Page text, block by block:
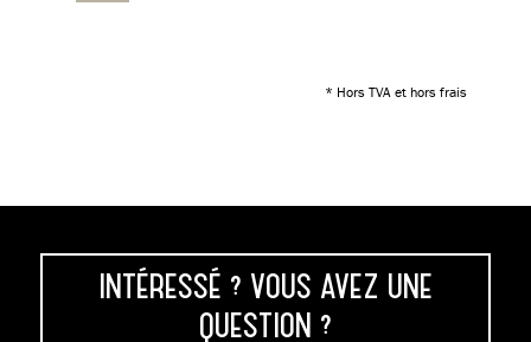
* Hors TVA et hors frais
INTÉRESSÉ ? VOUS AVEZ UNE
QUESTION ?